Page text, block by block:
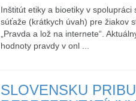
Inštitút etiky a bioetiky v
súťaže (krátkych úvah) pre žiakov
„Pravda a lož na internete“.
hodnoty pravdy v onl ...
SLOVENSKU